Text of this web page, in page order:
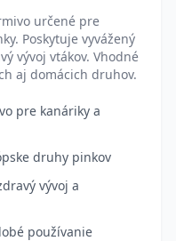
určené pre
Poskytuje vyvážený
vývoj vtákov. Vhodné
aj domácich druhov.
pre kanáriky a
druhy pinkov
vývoj a
používanie